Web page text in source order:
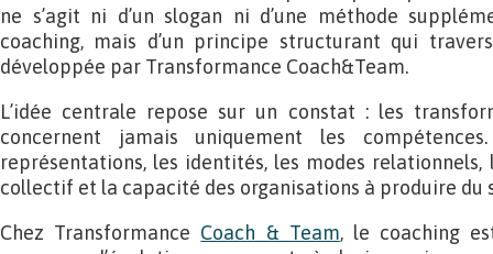
ne s’agit ni d’un slogan ni d’une méthode
coaching, mais d’un principe structurant qui
développée par Transformance Coach&Team.
L’idée centrale repose sur un constat : les
concernent jamais uniquement les
représentations, les identités, les modes relationnels,
collectif et la capacité des organisations à produire du
Chez Transformance Coach & Team, le coaching